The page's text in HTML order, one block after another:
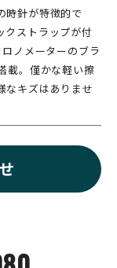
時針が特徴的で
クストラップが付
ノメーターのブラ
載。僅かな軽い擦
なキズはありませ